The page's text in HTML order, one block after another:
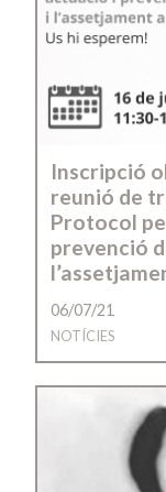
Inscripció
reunió de
Protocol
prevenció
06/07/21
NOTÍCIES